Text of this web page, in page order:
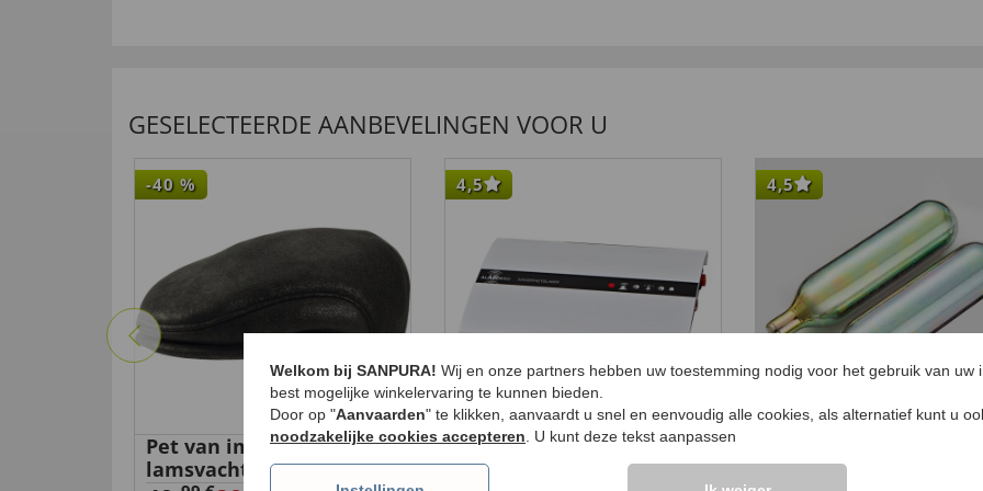
GESELECTEERDE AANBEVELINGEN VOOR U
-40 %
Pet van imitatie-
lamsvacht
4,5
Batterij bediende
volumetrisch alarm
4,5
luchtpomp Set van 2
Welkom bij SANPURA! Wij en onze partners hebben uw toestemming nodig voor het gebruik van uw
best mogelijke winkelervaring te kunnen bieden.
Door op "Aanvaarden" te klikken, aanvaardt u snel en eenvoudig alle cookies, als alternatief kunt u
noodzakelijke cookies accepteren . U kunt deze tekst aanpassen